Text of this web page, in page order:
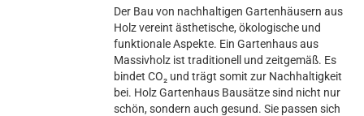
Der Bau von nachhaltigen Gartenhäusern aus
Holz vereint ästhetische, ökologische und
funktionale Aspekte. Ein Gartenhaus aus
Massivholz ist traditionell und zeitgemäß. Es
bindet CO₂ und trägt somit zur Nachhaltigkeit
bei. Holz Gartenhaus Bausätze sind nicht nur
schön, sondern auch gesund. Sie passen sich